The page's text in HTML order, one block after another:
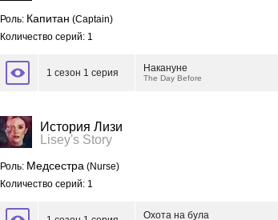
Роль: Капитан (Captain)
Количество серий: 1
1 сезон 1 серия Накануне
The Day Before
История Лизи
Lisey's Story
Роль: Медсестра (Nurse)
Количество серий: 1
Охота на була